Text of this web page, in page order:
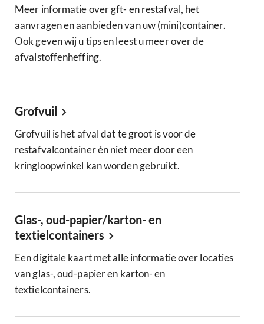
Meer informatie over gft- en restafval, het
aanvragen en aanbieden van uw (mini)container.
Ook geven wij u tips en leest u meer over de
afvalstoffenheffing.
Grofvuil
Grofvuil is het afval dat te groot is voor de
restafvalcontainer én niet meer door een
kringloopwinkel kan worden gebruikt.
Glas-, oud-papier/karton- en
textielcontainers
Een digitale kaart met alle informatie over locaties
van glas-, oud-papier en karton- en
textielcontainers.